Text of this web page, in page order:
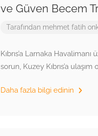
ve Güven Becem
Tarafından mehmet fatih
Kıbrıs’a Larnaka
sorun, Kuzey Kıbrıs’a
Daha fazla bilgi edinin